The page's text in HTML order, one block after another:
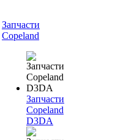
Запчасти
Copeland
Запчасти
Copeland
D3DA